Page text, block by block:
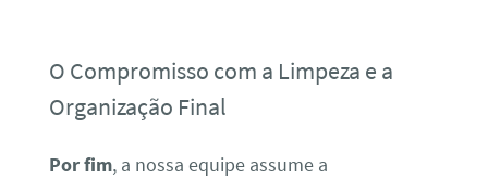
O Compromisso com a Limpeza e a
Organização Final
Por fim, a nossa equipe assume a